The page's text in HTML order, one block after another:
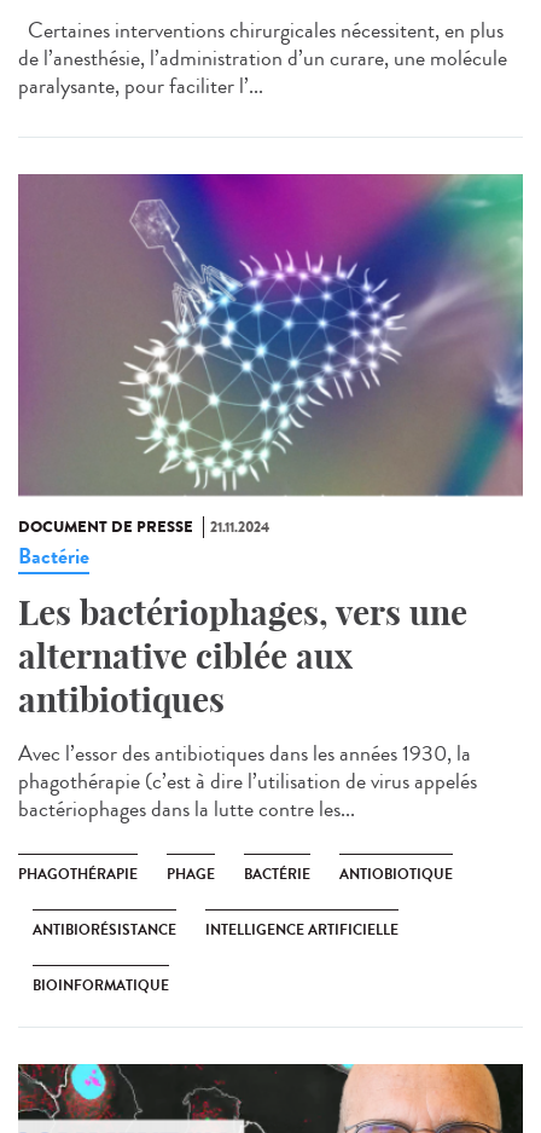
Certaines interventions chirurgicales nécessitent, en plus
de l’anesthésie, l’administration d’un curare, une molécule
paralysante, pour faciliter l’...
DOCUMENT DE PRESSE 21.11.2024
Bactérie
Les bactériophages, vers une
alternative ciblée aux
antibiotiques
Avec l’essor des antibiotiques dans les années 1930, la
phagothérapie (c’est à dire l’utilisation de virus appelés
bactériophages dans la lutte contre les...
PHAGOTHÉRAPIE PHAGE BACTÉRIE ANTIOBIOTIQUE
ANTIBIORÉSISTANCE INTELLIGENCE ARTIFICIELLE
BIOINFORMATIQUE